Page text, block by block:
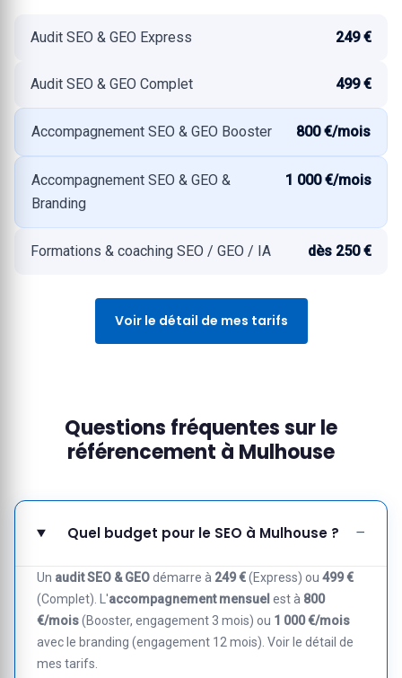
Audit SEO & GEO Express 249 €
Audit SEO & GEO Complet 499 €
Accompagnement SEO & GEO Booster 800 €/mois
Accompagnement SEO & GEO &
Branding
1 000 €/mois
Formations & coaching SEO / GEO / IA dès 250 €
Voir le détail de mes tarifs
Questions fréquentes sur le
référencement à Mulhouse
Quel budget pour le SEO à Mulhouse ?
Un audit SEO & GEOdémarre à 249 €(Express) ou 499 €
(Complet). L'accompagnement mensuel est à 800
€/mois(Booster, engagement 3 mois) ou 1 000 €/mois
avec le branding (engagement 12 mois). Voir le détail de
mes tarifs